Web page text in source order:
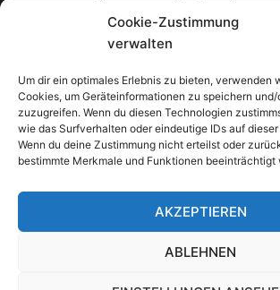
Cookie-Zustimmung
verwalten
Um dir ein optimales Erlebnis zu bieten, verwenden
Cookies, um Geräteinformationen zu speichern
zuzugreifen. Wenn du diesen Technologien
wie das Surfverhalten oder eindeutige IDs auf
Wenn du deine Zustimmung nicht erteilst oder
bestimmte Merkmale und Funktionen beeinträchtigt
AKZEPTIEREN
ABLEHNEN
laoreet dui praesent sodales